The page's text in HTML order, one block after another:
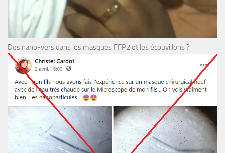
Des nano-vers dans les masques FFP2 et les écouvillons ?